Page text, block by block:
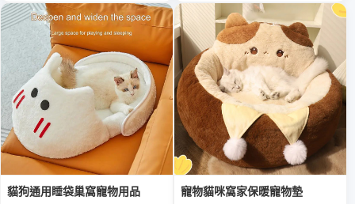
貓狗通用睡袋巢窩寵物用品 寵物貓咪窩家保暖寵物墊